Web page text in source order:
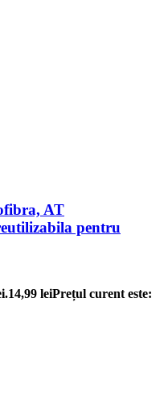
AT
pentru
14,99 leiPrețul curent este: